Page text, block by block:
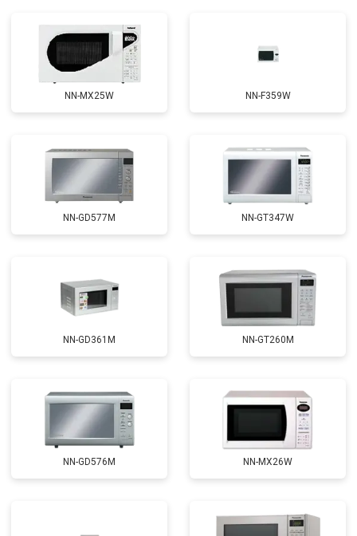
NN-MX25W NN-F359W
NN-GD577M NN-GT347W
NN-GD361M NN-GT260M
NN-GD576M NN-MX26W